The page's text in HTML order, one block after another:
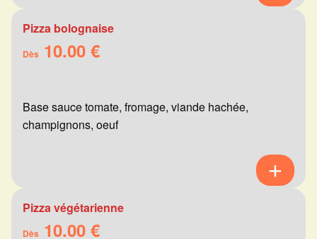
Pizza bolognaise
Dès 10.00 €
Base sauce tomate, fromage, viande hachée,
champignons, oeuf
Pizza végétarienne
Dès 10.00 €